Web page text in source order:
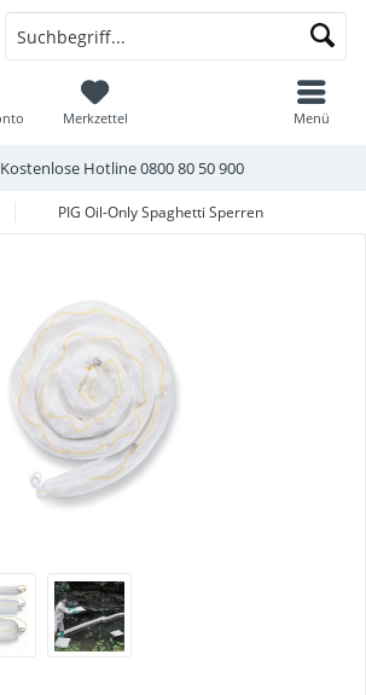
Kostenlose Hotline0800 80 50 900
Merkzettel Menü
PIG Oil-Only Spaghetti Sperren